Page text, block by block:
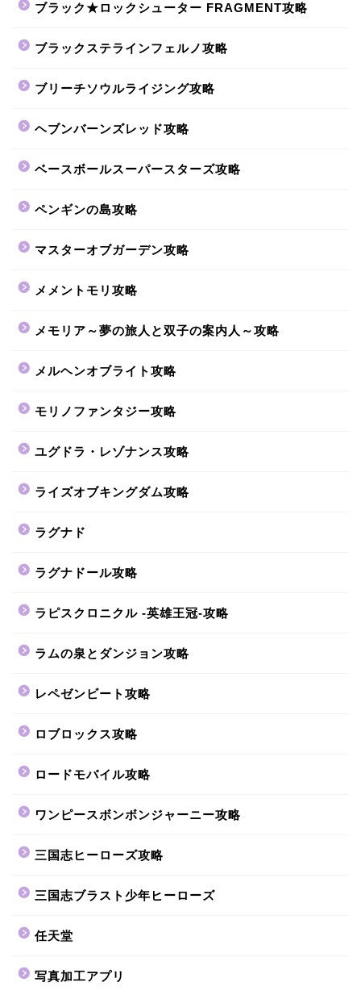
ブラック★ロックシューター FRAGMENT攻略
ブラックステラインフェルノ攻略
ブリーチソウルライジング攻略
ヘブンバーンズレッド攻略
ベースボールスーパースターズ攻略
ペンギンの島攻略
マスターオブガーデン攻略
メメントモリ攻略
メモリア～夢の旅人と双子の案内人～攻略
メルヘンオブライト攻略
モリノファンタジー攻略
ユグドラ・レゾナンス攻略
ライズオブキングダム攻略
ラグナド
ラグナドール攻略
ラピスクロニクル -英雄王冠-攻略
ラムの泉とダンジョン攻略
レペゼンビート攻略
ロブロックス攻略
ロードモバイル攻略
ワンピースボンボンジャーニー攻略
三国志ヒーローズ攻略
三国志ブラスト少年ヒーローズ
任天堂
写真加工アプリ